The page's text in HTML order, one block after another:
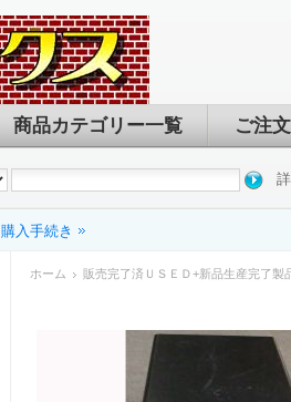
商品カテゴリー一覧 ご注
購入手続き
ホーム 販売完了済ＵＳＥＤ+新品生産完了製